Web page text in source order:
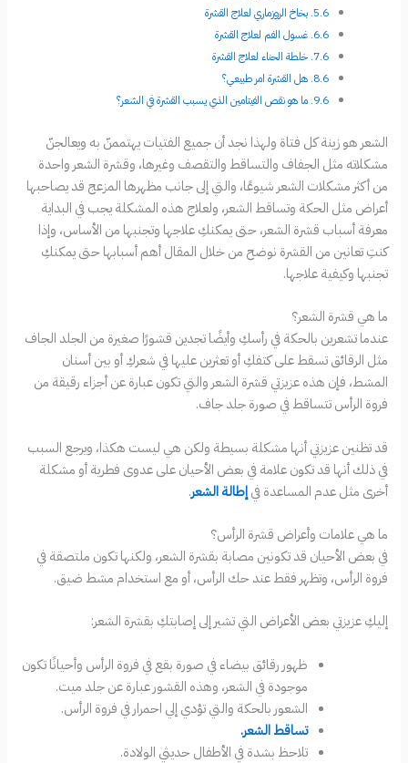
بخاخ الروزماري لعلاج القشرة
غسول الفم لعلاج القشرة
خلطة الحناء لعلاج القشرة
هل القشرة امر طبيعي؟
ما هو نقص الفيتامين الذي يسبب القشرة في الشعر؟
الشعر هو زينة كل فتاة ولهذا نجد أن جميع الفتيات يهتممنّ به ويعالجنّ
مشكلاته مثل الجفاف والتساقط والتقصف وغيرها، وقشرة الشعر واحدة
من أكثر مشكلات الشعر شيوعًا، والتي إلى جانب مظهرها المزعج قد يصاحبها
أعراض مثل الحكة وتساقط الشعر، ولعلاج هذه المشكلة يجب في البداية
معرفة أسباب قشرة الشعر، حتى يمكنكِ علاجها وتجنبها من الأساس، وإذا
كنتِ تعانين من القشرة نوضح من خلال المقال أهم أسبابها حتى يمكنكِ
تجنبها وكيفية علاجها.
ما هي قشرة الشعر؟
عندما تشعرين بالحكة في رأسكِ وأيضًا تجدين قشورًا صغيرة من الجلد الجاف
مثل الرقائق تسقط على كتفكِ أو تعثرين عليها في شعركِ أو بين أسنان
المشط، فإن هذه عزيزتي قشرة الشعر والتي تكون عبارة عن أجزاء رقيقة من
فروة الرأس تتساقط في صورة جلد جاف.
قد تظنين عزيزتي أنها مشكلة بسيطة ولكن هي ليست هكذا، ويرجع السبب
في ذلك أنها قد تكون علامة في بعض الأحيان على عدوى فطرية أو مشكلة
أخرى مثل عدم المساعدة فيإطالة الشعر.
ما هي علامات وأعراض قشرة الرأس؟
في بعض الأحيان قد تكونين مصابة بقشرة الشعر، ولكنها تكون ملتصقة في
فروة الرأس، وتظهر فقط عند حك الرأس، أو مع استخدام مشط ضيق.
إليكِ عزيزتي بعض الأعراض التي تشير إلى إصابتكِ بقشرة الشعر:
ظهور رقائق بيضاء في صورة بقع في فروة الرأس وأحيانًا تكون
موجودة في الشعر، وهذه القشور عبارة عن جلد ميت.
الشعور بالحكة والتي تؤدي إلي احمرار في فروة الرأس.
تساقط الشعر.
تلاحظ بشدة في الأطفال حديثي الولادة.